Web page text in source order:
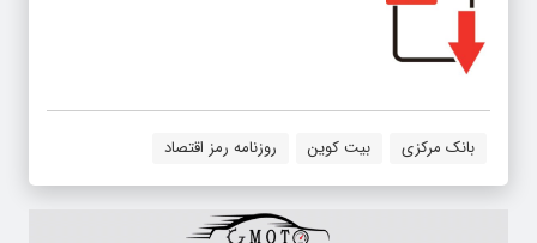
بانک مرکزی بیت کوین روزنامه رمز اقتصاد